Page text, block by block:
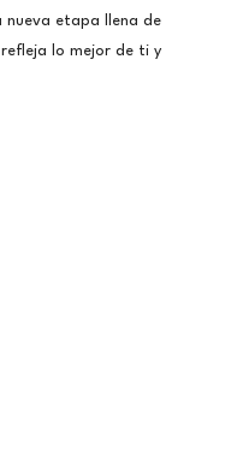
etapa llena de
refleja lo mejor de ti y